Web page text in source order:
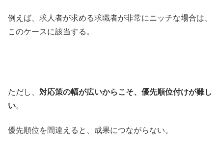
例えば、求人者が求める求職者が非常にニッチな場合は、
このケースに該当する。
ただし、 対応策の幅が広いからこそ、優先順位付けが難し
い。
優先順位を間違えると、成果につながらない。